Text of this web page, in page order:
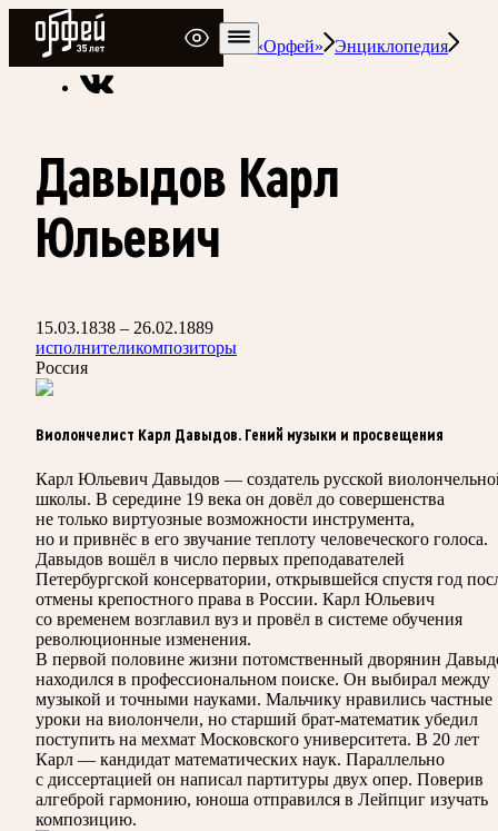
Радио Орфей
Радио классической музыки «Орфей»
Энциклопедия
Давыдов Карл
Юльевич
15.03.1838 – 26.02.1889
исполнителикомпозиторы
Россия
Виолончелист Карл Давыдов. Гений музыки и просвещения
Карл Юльевич Давыдов — создатель русской
школы. В середине 19 века он довёл до совершенства
не только виртуозные возможности инструмента,
но и привнёс в его звучание теплоту человеческого голоса.
Давыдов вошёл в число первых преподавателей
Петербургской консерватории, открывшейся спустя год
отмены крепостного права в России. Карл Юльевич
со временем возглавил вуз и провёл в системе обучения
революционные изменения.
В первой половине жизни потомственный дворянин
находился в профессиональном поиске. Он выбирал между
музыкой и точными науками. Мальчику нравились частные
уроки на виолончели, но старший брат-математик убедил
поступить на мехмат Московского университета. В 20 лет
Карл — кандидат математических наук. Параллельно
с диссертацией он написал партитуры двух опер. Поверив
алгеброй гармонию, юноша отправился в Лейпциг изучать
композицию.